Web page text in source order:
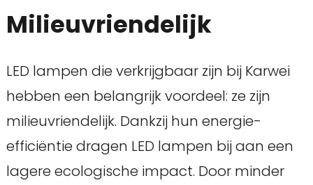
Milieuvriendelijk
LED lampen die verkrijgbaar zijn bij Karwei
hebben een belangrijk voordeel: ze zijn
milieuvriendelijk. Dankzij hun energie-
efficiëntie dragen LED lampen bij aan een
lagere ecologische impact. Door minder